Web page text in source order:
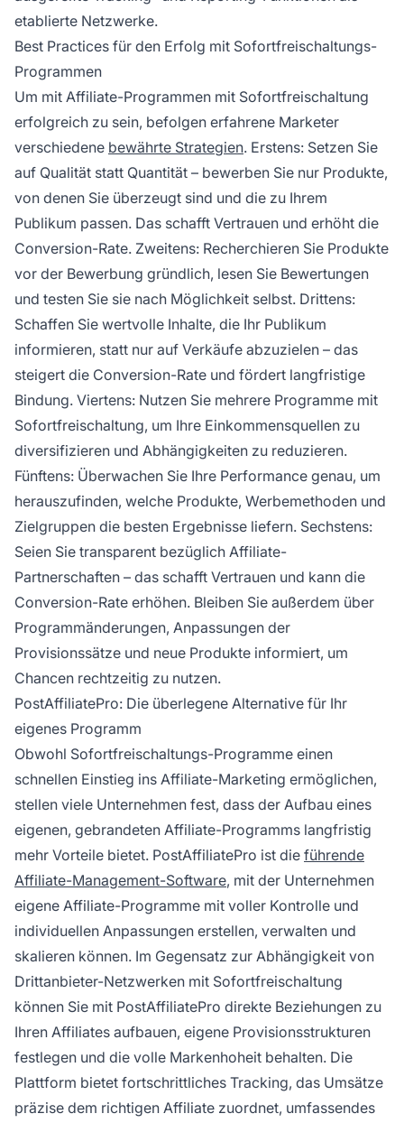
etablierte Netzwerke.
Best Practices für den Erfolg mit Sofortfreischaltungs-
Programmen
Um mit Affiliate-Programmen mit Sofortfreischaltung
erfolgreich zu sein, befolgen erfahrene Marketer
verschiedene bewährte Strategien. Erstens: Setzen Sie
auf Qualität statt Quantität – bewerben Sie nur Produkte,
von denen Sie überzeugt sind und die zu Ihrem
Publikum passen. Das schafft Vertrauen und erhöht die
Conversion-Rate. Zweitens: Recherchieren Sie Produkte
vor der Bewerbung gründlich, lesen Sie Bewertungen
und testen Sie sie nach Möglichkeit selbst. Drittens:
Schaffen Sie wertvolle Inhalte, die Ihr Publikum
informieren, statt nur auf Verkäufe abzuzielen – das
steigert die Conversion-Rate und fördert langfristige
Bindung. Viertens: Nutzen Sie mehrere Programme mit
Sofortfreischaltung, um Ihre Einkommensquellen zu
diversifizieren und Abhängigkeiten zu reduzieren.
Fünftens: Überwachen Sie Ihre Performance genau, um
herauszufinden, welche Produkte, Werbemethoden und
Zielgruppen die besten Ergebnisse liefern. Sechstens:
Seien Sie transparent bezüglich Affiliate-
Partnerschaften – das schafft Vertrauen und kann die
Conversion-Rate erhöhen. Bleiben Sie außerdem über
Programmänderungen, Anpassungen der
Provisionssätze und neue Produkte informiert, um
Chancen rechtzeitig zu nutzen.
PostAffiliatePro: Die überlegene Alternative für Ihr
eigenes Programm
Obwohl Sofortfreischaltungs-Programme einen
schnellen Einstieg ins Affiliate-Marketing ermöglichen,
stellen viele Unternehmen fest, dass der Aufbau eines
eigenen, gebrandeten Affiliate-Programms langfristig
mehr Vorteile bietet. PostAffiliatePro ist die führende
Affiliate-Management-Software, mit der Unternehmen
eigene Affiliate-Programme mit voller Kontrolle und
individuellen Anpassungen erstellen, verwalten und
skalieren können. Im Gegensatz zur Abhängigkeit von
Drittanbieter-Netzwerken mit Sofortfreischaltung
können Sie mit PostAffiliatePro direkte Beziehungen zu
Ihren Affiliates aufbauen, eigene Provisionsstrukturen
festlegen und die volle Markenhoheit behalten. Die
Plattform bietet fortschrittliches Tracking, das Umsätze
präzise dem richtigen Affiliate zuordnet, umfassendes